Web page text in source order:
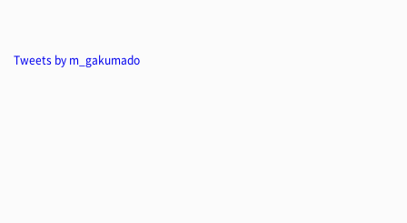
Tweets by m_gakumado